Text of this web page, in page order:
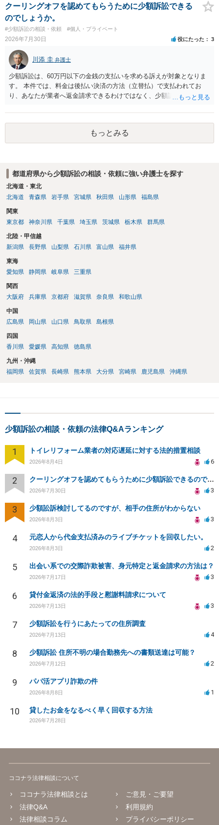
も付随していたことを無視することができません。こちらを重視すれ
ば、交際を終了させたことにより「一緒に行く」という結果の実現に
重大な障害が発生しており、当然にチケットを引き渡すべきといえる
かは微妙であり、むしろ返金すべきとするのが当事者の合理的意思に
合致するのではないか、という判断に傾くことになると思います。 例
えば、当該チケットが座席指定である場合、交際を解消した2人が当日
隣り合わせになることは避けたいという心理が働くことも無理からぬ
ところです。一方、チケットがエリア指定のアリーナ席であれば隣り
合わせにならずに済むかもしれませんし、そのチケットが入手困難で
あったり特別席であったりすれば、判断は変わってくるかもしれませ
ん。当該チケットがチケット転売防止法に規定する特定興行入場券に
該当し、券面上使用者が指定されている場合には、チケット引渡し以
外に選択肢がない場合もあるでしょう。 このように、本件の紛争は、
法的には「当事者の合理的意思」がどこにあるのかを追求した解決が
必要になると思われます。なかなか難しい問題なので、弁護士によっ
クーリングオフを認めてもらうために少額訴訟できる
のでしょうか。
#少額訴訟の相談・依頼 #個人・プライベート
2026年7月30日 役にたった 3
川添 圭 弁護士
少額訴訟は、60万円以下の金銭の支払いを求める訴えが対象となりま
す。 本件では、料金は後払い決済の方法（立替払）で支払われてお
り、あなたが業者へ返金請求できるわけではなく、少額訴訟は使えな
在確認請求訴訟を提起することも考えられますが、まずは後払い決済
業者へ（原契約のクーリング・オフの証拠の写しとともに）支払拒絶
の通知書を送り、もし訴訟や支払督促を行ってきた場合には全面的に
争う、というやり方がベターではないかと思います。弁護士会の相談
もっとみる
都道府県から少額訴訟の相談・依頼に強い弁護士を探す
北海道・東北
北海道
青森県 岩手県 宮城県 秋田県 山形県 福島県
関東
東京都
神奈川県 千葉県 埼玉県 茨城県 栃木県 群馬県
北陸・甲信越
新潟県
長野県 山梨県 石川県 富山県 福井県
東海
愛知県
静岡県 岐阜県 三重県
関西
大阪府
兵庫県 京都府 滋賀県 奈良県 和歌山県
中国
広島県
岡山県 山口県 鳥取県 島根県
四国
香川県
愛媛県 高知県 徳島県
九州・沖縄
福岡県
佐賀県 長崎県 熊本県 大分県 宮崎県 鹿児島県 沖縄県
少額訴訟の相談・依頼の法律Q&Aランキング
1 トイレリフォーム業者の対応遅延に対する法的措置相談
2026年8月4日 6
2 クーリングオフを認めてもらうために少額訴訟できるのでしょうか。
2026年7月30日 3
3 少額訟訴検討してるのですが、相手の住所がわからない
2026年8月3日 3
4 元恋人から代金支払済みのライブチケットを回収したい。
2026年8月3日 2
5 出会い系での交際詐欺被害、身元特定と返金請求の方法は？
2026年7月17日 3
6 貸付金返済の法的手段と慰謝料請求について
2026年7月13日 3
7 少額訴訟を行うにあたっての住所調査
2026年7月13日 4
8 少額訴訟 住所不明の場合勤務先への書類送達は可能？
2026年7月12日 2
9 パパ活アプリ詐欺の件
2026年8月8日 1
10 貸したお金をなるべく早く回収する方法
2026年7月28日
ココナラ法律相談について
ココナラ法律相談とは
法律Q&A
法律相談コラム
ご意見・ご要望
利用規約
プライバシーポリシー